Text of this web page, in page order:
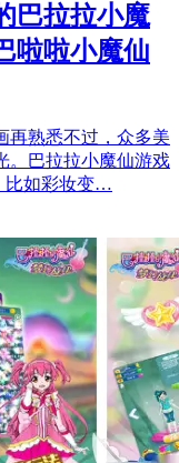
巴拉拉小魔
啦啦小魔仙
再熟悉不过，众多美
。巴拉拉小魔仙游戏
比如彩妆变…